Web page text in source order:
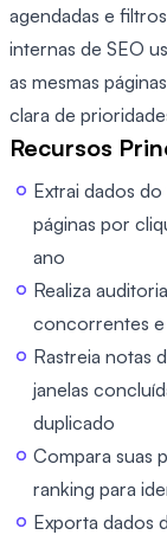
agendadas e
internas de SEO
as mesmas
clara de
Recursos
Extrai dados
páginas por
ano
Realiza
concorrentes e
Rastreia notas
janelas
duplicado
Compara suas
ranking para
Exporta dados